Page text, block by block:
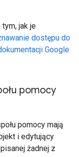
jak je
dostępu do
Google
pomocy
pomocy mają
i edytujący
żadnej z